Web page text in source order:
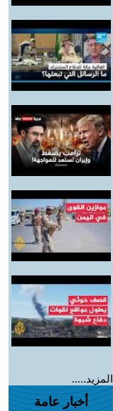
المزيد.....
أخبار عامة